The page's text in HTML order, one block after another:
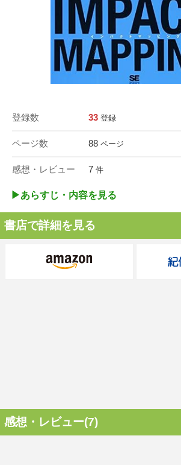
登録数 33 登録
ページ数 88 ページ
感想・レビュー 7 件
▶︎あらすじ・内容を見る
書店で詳細を見る
感想・レビュー(7)